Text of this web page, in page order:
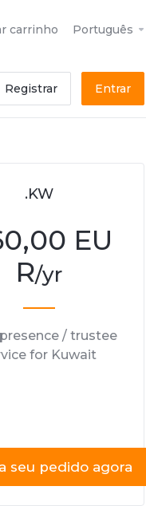
carrinho Português
Registrar Entrar
.KW
EU
R/yr
/ trustee
for Kuwait
seu pedido agora